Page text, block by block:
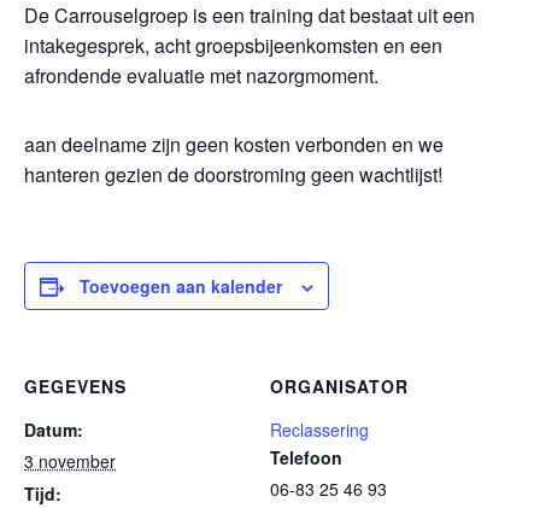
De Carrouselgroep is een training dat bestaat uit een
intakegesprek, acht groepsbijeenkomsten en een
afrondende evaluatie met nazorgmoment.
aan deelname zijn geen kosten verbonden en we
hanteren gezien de doorstroming geen wachtlijst!
Toevoegen aan kalender
GEGEVENS
Datum:
3 november
Tijd:
ORGANISATOR
Reclassering
Telefoon
06-83 25 46 93